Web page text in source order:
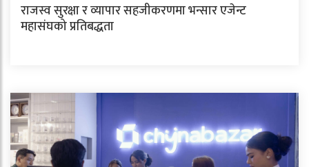
राजस्व सुरक्षा र व्यापार सहजीकरणमा भन्सार एजेन्ट
महासंघको प्रतिबद्धता